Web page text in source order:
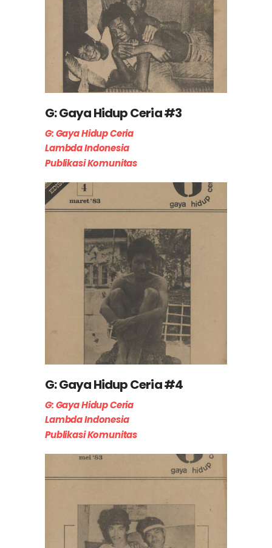
G: Gaya Hidup Ceria #3
G: Gaya Hidup Ceria
Lambda Indonesia
Publikasi Komunitas
G: Gaya Hidup Ceria #4
G: Gaya Hidup Ceria
Lambda Indonesia
Publikasi Komunitas